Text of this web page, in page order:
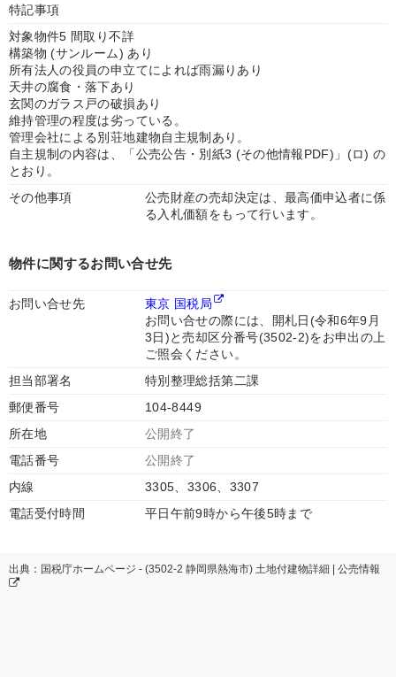
特記事項
対象物件5 間取り不詳
構築物 (サンルーム) あり
所有法人の役員の申立てによれば雨漏りあり
天井の腐食・落下あり
玄関のガラス戸の破損あり
維持管理の程度は劣っている。
管理会社による別荘地建物自主規制あり。
自主規制の内容は、「公売公告・別紙3 (その他情報PDF)」(ロ) の
とおり。
その他事項
公売財産の売却決定は、最高価申込者に係
る入札価額をもって行います。
物件に関するお問い合せ先
お問い合せ先
東京 国税局
お問い合せの際には、開札日(令和6年9月
3日)と売却区分番号(3502-2)をお申出の上
ご照会ください。
担当部署名
特別整理総括第二課
郵便番号
104-8449
所在地
公開終了
電話番号
公開終了
内線
3305、3306、3307
電話受付時間
平日午前9時から午後5時まで
出典：国税庁ホームページ - (3502-2 静岡県熱海市) 土地付建物詳細 | 公売情報